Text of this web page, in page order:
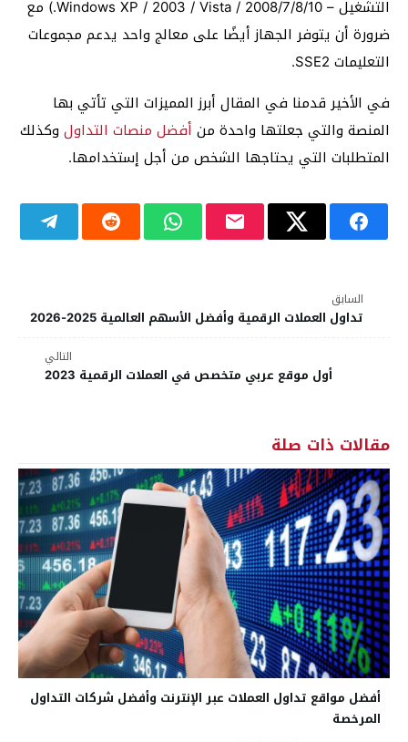
التشغيل – Windows XP / 2003 / Vista / 2008/7/8/10.) مع
ضرورة أن يتوفر الجهاز أيضًا على معالج واحد يدعم مجموعات
التعليمات SSE2.
في الأخير قدمنا في المقال أبرز المميزات التي تأتي بها
المنصة والتي جعلتها واحدة من أفضل منصات التداول وكذلك
المتطلبات التي يحتاجها الشخص من أجل إستخدامها.
السابق
تداول العملات الرقمية وأفضل الأسهم العالمية 2025-2026
التالي
أول موقع عربي متخصص في العملات الرقمية 2023
مقالات ذات صلة
أفضل مواقع تداول العملات عبر الإنترنت وأفضل شركات التداول
المرخصة